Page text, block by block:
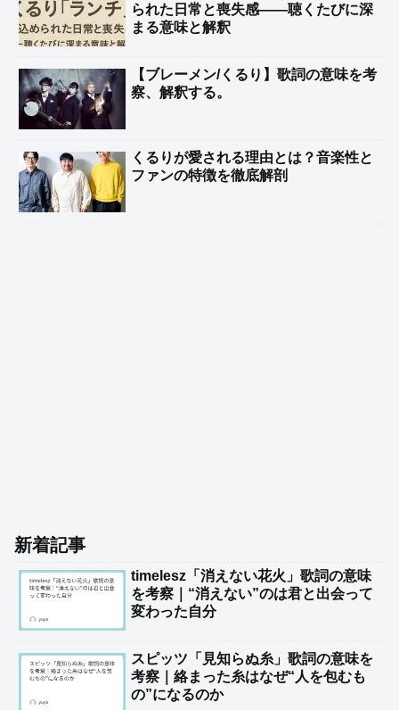
られた日常と喪失感――聴くたびに深
まる意味と解釈
【ブレーメン/くるり】歌詞の意味を考
察、解釈する。
くるりが愛される理由とは？音楽性と
ファンの特徴を徹底解剖
新着記事
timelesz「消えない花火」歌詞の意味
を考察｜“消えない”のは君と出会って
変わった自分
スピッツ「見知らぬ糸」歌詞の意味を
考察｜絡まった糸はなぜ“人を包むも
の”になるのか